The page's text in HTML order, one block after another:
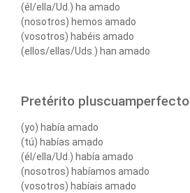
(él/ella/Ud.) ha amado
(nosotros) hemos amado
(vosotros) habéis amado
(ellos/ellas/Uds.) han amado
Pretérito pluscuamperfecto
(yo) había amado
(tú) habías amado
(él/ella/Ud.) había amado
(nosotros) habíamos amado
(vosotros) habíais amado